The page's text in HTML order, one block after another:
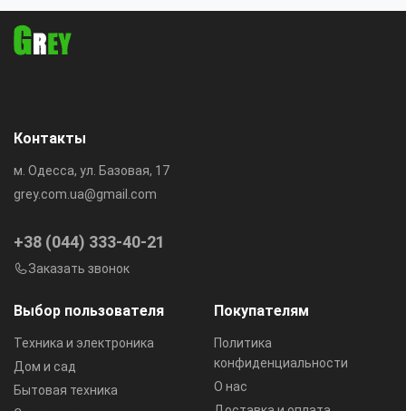
Выбор пользователя
Техника и электроника
Дом и сад
Бытовая техника
Покупателям
Политика
конфиденциальности
О нас
Контакты
м. Одесса, ул. Базовая, 17
grey.com.ua@gmail.com
+38 (044) 333-40-21
Заказать звонок